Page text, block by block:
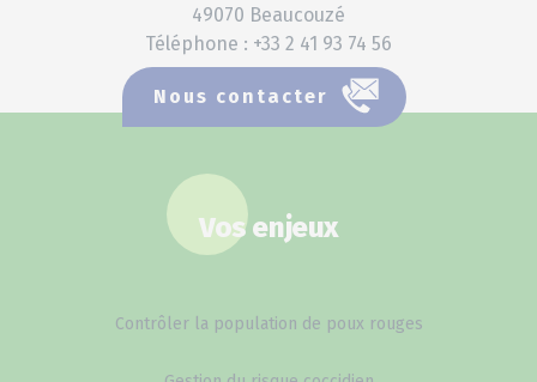
49070 Beaucouzé
Téléphone : +33 2 41 93 74 56
Nous contacter
Vos enjeux
Contrôler la population de poux rouges